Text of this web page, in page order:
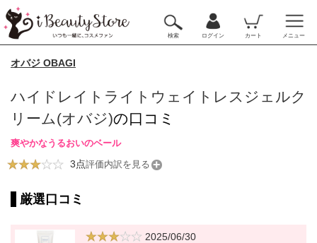
検索 ログイン カート メニュー
オバジ OBAGI
ハイドレイトライトウェイトレスジェルク
リーム(オバジ)の口コミ
爽やかなうるおいのベール
3点評価内訳を見る
厳選口コミ
2025/06/30